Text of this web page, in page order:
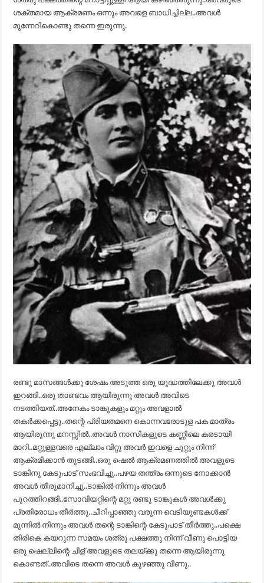
ശക്തമായ ആക്രമണം ഒന്നും അവളെ ബാധിച്ചില്ല..അവൾ
മുന്നേറികൊണ്ടു തന്നെ ഇരുന്നു.
രണ്ടു മാസങ്ങൾക്കു ശേഷം അടുത്ത ഒരു യൂദ്ധത്തിലേക്കു അവൾ
ഇറങ്ങി..ഒരു താണ്ടവം ആയിരുന്നു അവൾ അവിടെ
നടത്തിയത്..അനേകം ടാങ്കുകളും മറ്റും അവളാൽ
തകർക്കപ്പെട്ടു..തന്റെ പ്രിയതമനെ കൊന്നവരോടുള പക മാത്രം
ആയിരുന്നു മനസ്സിൽ..അവൾ നാസികളുടെ കണ്ണിലെ കരടായി
മാറി..മറ്റുള്ളവരെ എല്ലാം വിറ്റു അവർ ഇവളെ ചുറ്റും നിന്ന്
ആക്രമിക്കാൻ തുടങ്ങി..ഒരു ഷെൽ ആക്രമണത്തിൽ അവളുടെ
ടാങ്കിനു കേടുപാട് സംഭവിച്ചു..പഴയ തന്ത്രം ഒന്നുടെ നോക്കാൻ
അവൾ തീരുമാനിച്ചു..ടാങ്കിൽ നിന്നും അവൾ
പുറത്തിറങ്ങി..സോവിയറ്റിന്റെ മറ്റു രണ്ടു ടാങ്കുകൾ അവൾക്കു
പ്രതിരോധം തീർത്തു..ചീറിപ്പാഞ്ഞു വരുന്ന വെടിയുണ്ടകൾക്ക്
മുന്നിൽ നിന്നും അവൾ തന്റെ ടാങ്കിന്റെ കേടുപാട് തീർത്തു..പക്ഷെ
തിരികെ കയറുന്ന സമയം ശത്രു പക്ഷത്തു നിന്ന് വീണു പൊട്ടിയ
ഒരു ഷെല്ലിന്റെ ചീള് അവളുടെ തലയ്ക്കു തന്നെ ആയിരുന്നു
കൊണ്ടത്..അവിടെ തന്നെ അവൾ കുഴഞ്ഞു വീണു..